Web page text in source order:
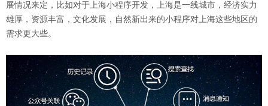
展情况来定，比如对于上海小程序开发，上海是一线城市，经济实力
雄厚，资源丰富，文化发展，自然新出来的小程序对上海这些地区的
需求更大些。